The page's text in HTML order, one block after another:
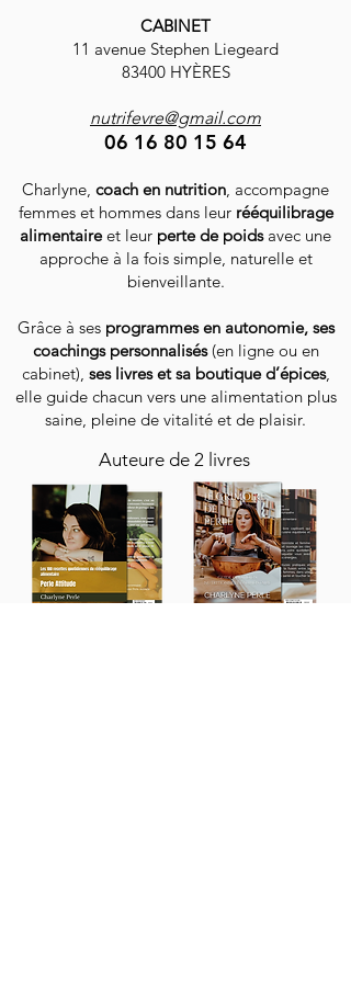
proches sans sacrifier votre
temps ni votre sérénité.
Préparez-vous à découvrir
des mets qui nourrissent le
apportant une touche de
fraîcheur à vos repas. Alors,
en avant vers une cuisine
joyeuse et décomplexée !
CABINET
11 avenue Stephen Liegeard
83400 HYÈRES
nutrifevre@gmail.com
06 16 80 15 64
Charlyne, coach en nutrition, accompagne
femmes et hommes dans leur rééquilibrage
alimentaireet leur perte de poidsavec une
approche à la fois simple, naturelle et
bienveillante.
Grâce à ses programmes en autonomie, ses
coachings personnalisés(en ligne ou en
cabinet), ses livres et sa boutique d’épices,
elle guide chacun vers une alimentation plus
saine, pleine de vitalité et de plaisir.
Auteure de 2 livres